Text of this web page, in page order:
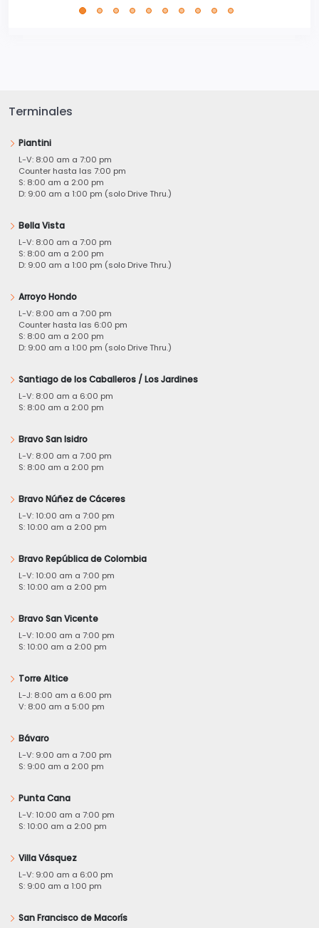
Terminales
Piantini
L-V: 8:00 am a 7:00 pm
Counter hasta las 7:00 pm
S: 8:00 am a 2:00 pm
D: 9:00 am a 1:00 pm (solo Drive Thru.)
Bella Vista
L-V: 8:00 am a 7:00 pm
S: 8:00 am a 2:00 pm
D: 9:00 am a 1:00 pm (solo Drive Thru.)
Arroyo Hondo
L-V: 8:00 am a 7:00 pm
Counter hasta las 6:00 pm
S: 8:00 am a 2:00 pm
D: 9:00 am a 1:00 pm (solo Drive Thru.)
Santiago de los Caballeros / Los Jardines
L-V: 8:00 am a 6:00 pm
S: 8:00 am a 2:00 pm
Bravo San Isidro
L-V: 8:00 am a 7:00 pm
S: 8:00 am a 2:00 pm
Bravo Núñez de Cáceres
L-V: 10:00 am a 7:00 pm
S: 10:00 am a 2:00 pm
Bravo República de Colombia
L-V: 10:00 am a 7:00 pm
S: 10:00 am a 2:00 pm
Bravo San Vicente
L-V: 10:00 am a 7:00 pm
S: 10:00 am a 2:00 pm
Torre Altice
L-J: 8:00 am a 6:00 pm
V: 8:00 am a 5:00 pm
Bávaro
L-V: 9:00 am a 7:00 pm
S: 9:00 am a 2:00 pm
Punta Cana
L-V: 10:00 am a 7:00 pm
S: 10:00 am a 2:00 pm
Villa Vásquez
L-V: 9:00 am a 6:00 pm
S: 9:00 am a 1:00 pm
San Francisco de Macorís